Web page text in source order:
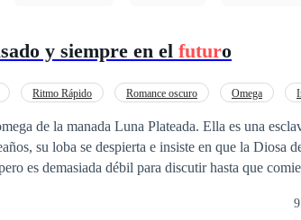
y siempre en el futuro
Ritmo Rápido Romance oscuro Omega
de la manada Luna Plateada. Ella es una
su loba se despierta e insiste en que la Diosa
es demasiada débil para discutir hasta que
el despiadado Bronx Mason, un Alfa, con